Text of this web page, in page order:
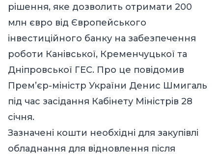
рішення, яке дозволить отримати 200
млн євро від Європейського
інвестиційного банку на забезпечення
роботи Канівської, Кременчуцької та
Дніпровської ГЕС. Про це повідомив
Прем’єр-міністр України Денис Шмигаль
під час засідання Кабінету Міністрів 28
січня.
Зазначені кошти необхідні для закупівлі
обладнання для відновлення після